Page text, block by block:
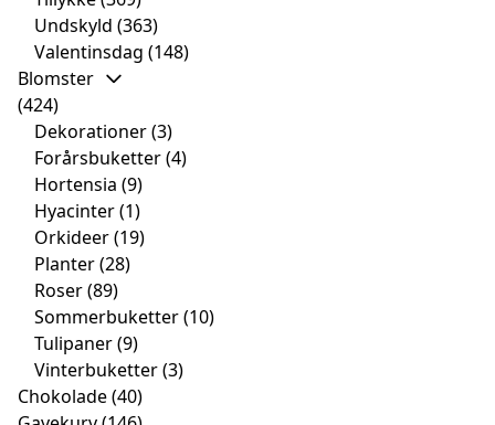
Undskyld (363)
Valentinsdag (148)
Blomster
(424)
Dekorationer(3)
Forårsbuketter(4)
Hortensia (9)
Hyacinter(1)
Orkideer(19)
Planter(28)
Roser(89)
Sommerbuketter(10)
Tulipaner(9)
Vinterbuketter(3)
Chokolade(40)